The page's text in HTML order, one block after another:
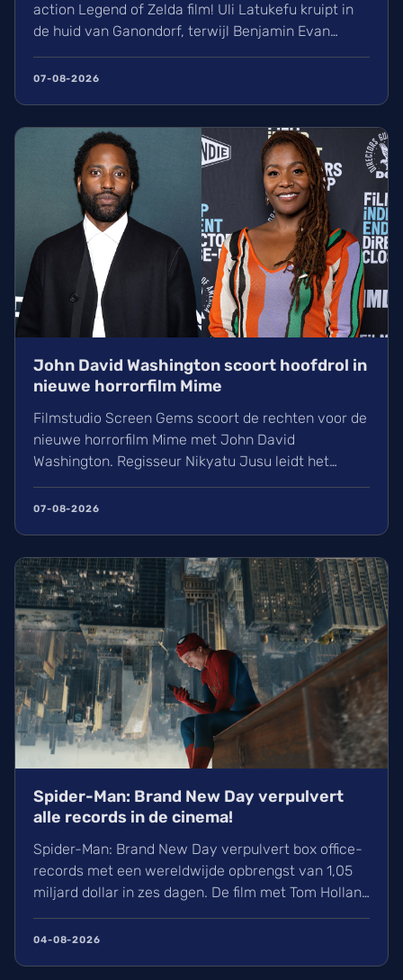
action Legend of Zelda film! Uli Latukefu kruipt in
de huid van Ganondorf, terwijl Benjamin Evan
Ainsworth en Bo Bragason de rollen van Link en
Zelda vertolken. De film, geregisseerd door Wes
wachten!
07-08-2026
John David Washington scoort hoofdrol in
nieuwe horrorfilm Mime
Filmstudio Screen Gems scoort de rechten voor de
nieuwe horrorfilm Mime met John David
Washington. Regisseur Nikyatu Jusu leidt het
bovennatuurlijke project. Ontdek ook het laatste
nieuws over streamingtoppers zoals Hit Man en
Thursday Murder Club.
07-08-2026
Spider-Man: Brand New Day verpulvert
alle records in de cinema!
Spider-Man: Brand New Day verpulvert box office-
records met een wereldwijde opbrengst van 1,05
miljard dollar in zes dagen. De film met Tom Holland
Endgame in. Volgens hollywoodreporter.com
04-08-2026